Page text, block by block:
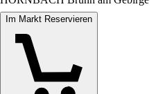
Im Markt Reservieren